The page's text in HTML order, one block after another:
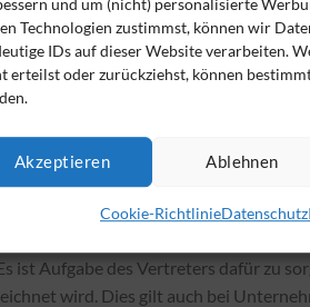
Technologien zustimmst, können wir
IDs auf dieser Website verarbeiten.
erteilst oder zurückziehst, können
Akzeptieren Ablehnen
Cookie-RichtlinieDatenschutz
auszuschließen, dass der
§§ 311 Abs. 2 und 3, 179 BGB
der Gesellschaft
„UG“ nicht geführt.
korrekt zu bezeichnen
daher womöglich persönlich
berechtigte Vertrauen des Anlegers
ist Aufgabe des Vertreters dafür zu
wird. Dies gilt auch bei